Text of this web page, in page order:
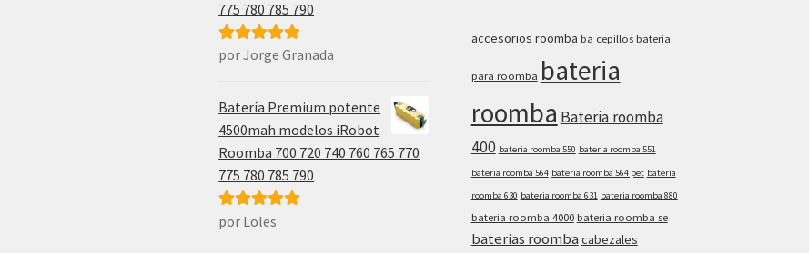
775 780 785 790
Valorado con
por Jorge Granada
Batería Premium potente
4500mah modelos iRobot
Roomba 700 720 740 760 765 770
775 780 785 790
Valorado con
por Loles
accesorios roomba ba cepillos bateria
para roomba bateria
roomba Bateria roomba
400 bateria roomba 550 bateria roomba 551
bateria roomba 564 bateria roomba 564 pet bateria
roomba 630 bateria roomba 631 bateria roomba 880
bateria roomba 4000 bateria roomba se
baterias roomba cabezales